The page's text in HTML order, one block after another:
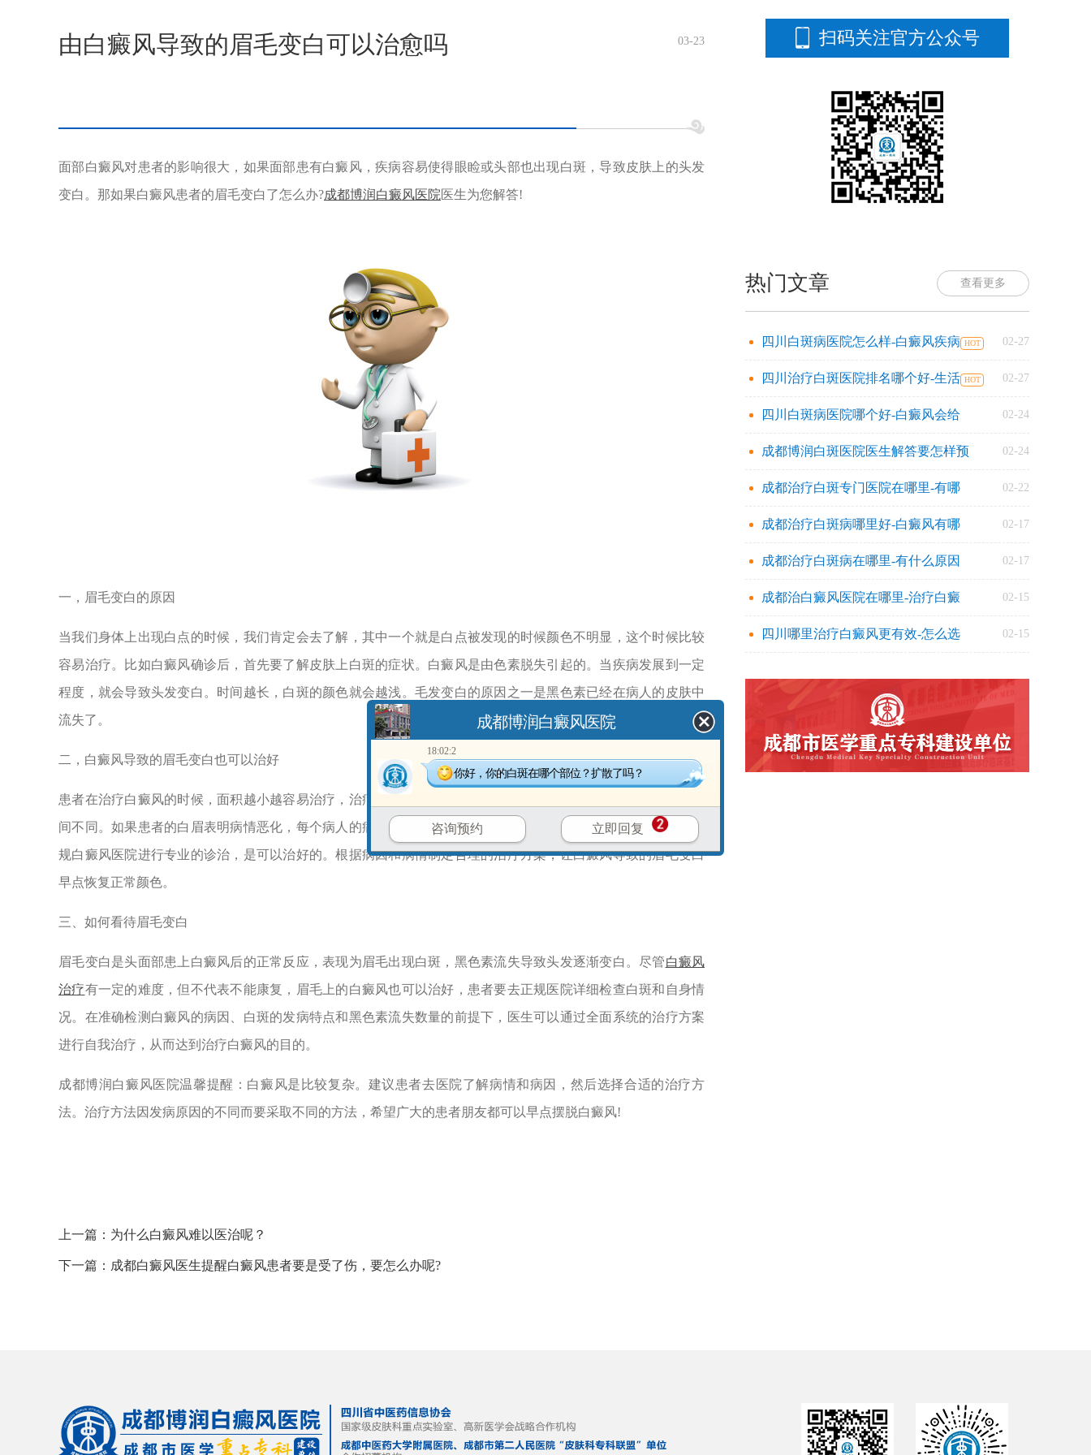
由白癜风导致的眉毛变白可以治愈吗 03-23
面部白癜风对患者的影响很大，如果面部患有白癜风，疾病容易使得眼睑或头部也出现白斑，导致皮肤上的头发
变白。那如果白癜风患者的眉毛变白了怎么办?成都博润白癜风医院医生为您解答!
一，眉毛变白的原因
当我们身体上出现白点的时候，我们肯定会去了解，其中一个就是白点被发现的时候颜色不明显，这个时候比较
容易治疗。比如白癜风确诊后，首先要了解皮肤上白斑的症状。白癜风是由色素脱失引起的。当疾病发展到一定
程度，就会导致头发变白。时间越长，白斑的颜色就会越浅。毛发变白的原因之一是黑色素已经在病人的皮肤中
流失了。
二，白癜风导致的眉毛变白也可以治好
患者在治疗白癜风的时候，面积越小越容易治疗，治疗面部比肢端型的白癜风更容易。白斑的治疗难度和恢复时
间不同。如果患者的白眉表明病情恶化，每个病人的病因不同，病情不同，治疗方法也会不同，但患者只要去正
规白癜风医院进行专业的诊治，是可以治好的。根据病因和病情制定合理的治疗方案，让白癜风导致的眉毛变白
早点恢复正常颜色。
三、如何看待眉毛变白
眉毛变白是头面部患上白癜风后的正常反应，表现为眉毛出现白斑，黑色素流失导致头发逐渐变白。尽管白癜风
治疗有一定的难度，但不代表不能康复，眉毛上的白癜风也可以治好，患者要去正规医院详细检查白斑和自身情
况。在准确检测白癜风的病因、白斑的发病特点和黑色素流失数量的前提下，医生可以通过全面系统的治疗方案
进行自我治疗，从而达到治疗白癜风的 目的。
成都博润白癜风医院温馨提醒：白癜风是比较复杂。建议患者去医院了解病情和病因，然后选择合适的治疗方
法。治疗方法因发病原因的不同而要采取不同的方法，希望广大的患者朋友都可以早点摆脱白癜风!
上一篇： 为什么白癜风难以医治呢？
下一篇： 成都白癜风医生提醒白癜风患者要是受了伤，要怎么办呢?
扫码关注官方公众号
热门文章 查看更多
四川白斑病医院怎么样-白癜风疾病 02-27
四川治疗白斑医院排名哪个好-生活 02-27
四川白斑病医院哪个好-白癜风会给 02-24
成都博润白斑医院医生解答要怎样预 02-24
成都治疗白斑专门医院在哪里-有哪 02-22
成都治疗白斑病哪里好-白癜风有哪 02-17
成都治疗白斑病在哪里-有什么原因 02-17
成都治白癜风医院在哪里-治疗白癜 02-15
四川哪里治疗白癜风更有效-怎么选 02-15
成都博润白癜风医院
18:02:2
你好，你的白斑在哪个部位？扩散了吗？
咨询预约 立即回复